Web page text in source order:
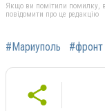
Якщо ви помітили помилку,
повідомити про це редакцію
#Мариуполь #фронт